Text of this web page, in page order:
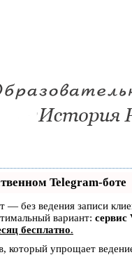
Telegram-боте
— без ведения записи
вариант: сервис
бесплатно.
который упрощает